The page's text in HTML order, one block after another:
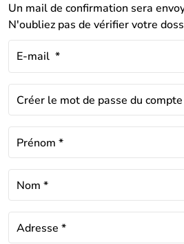
Un mail de confirmation sera
N'oubliez pas de vérifier votre
E-mail *
Créer le mot de passe du compte
Prénom *
Nom *
Adresse *